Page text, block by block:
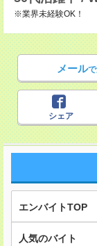
※業界未経験OK！
メール
シェア
エンバイトTOP
人気のバイト